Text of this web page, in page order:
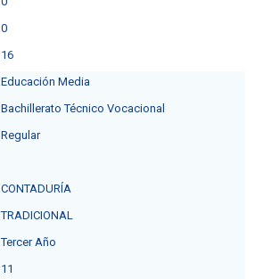
0
16
Educación Media
Bachillerato Técnico Vocacional
Regular
CONTADURÍA
TRADICIONAL
Tercer Año
11